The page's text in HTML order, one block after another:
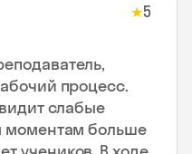
★5
процесс.
слабые
моментам больше